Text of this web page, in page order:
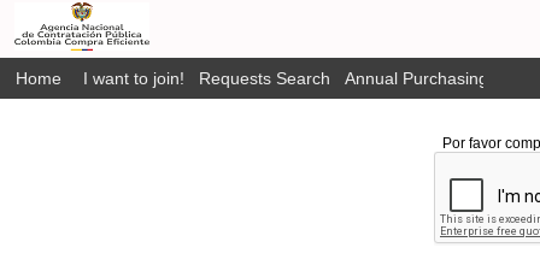
Home I want to join! Requests Search Annual Purchasing Plan
Por favor